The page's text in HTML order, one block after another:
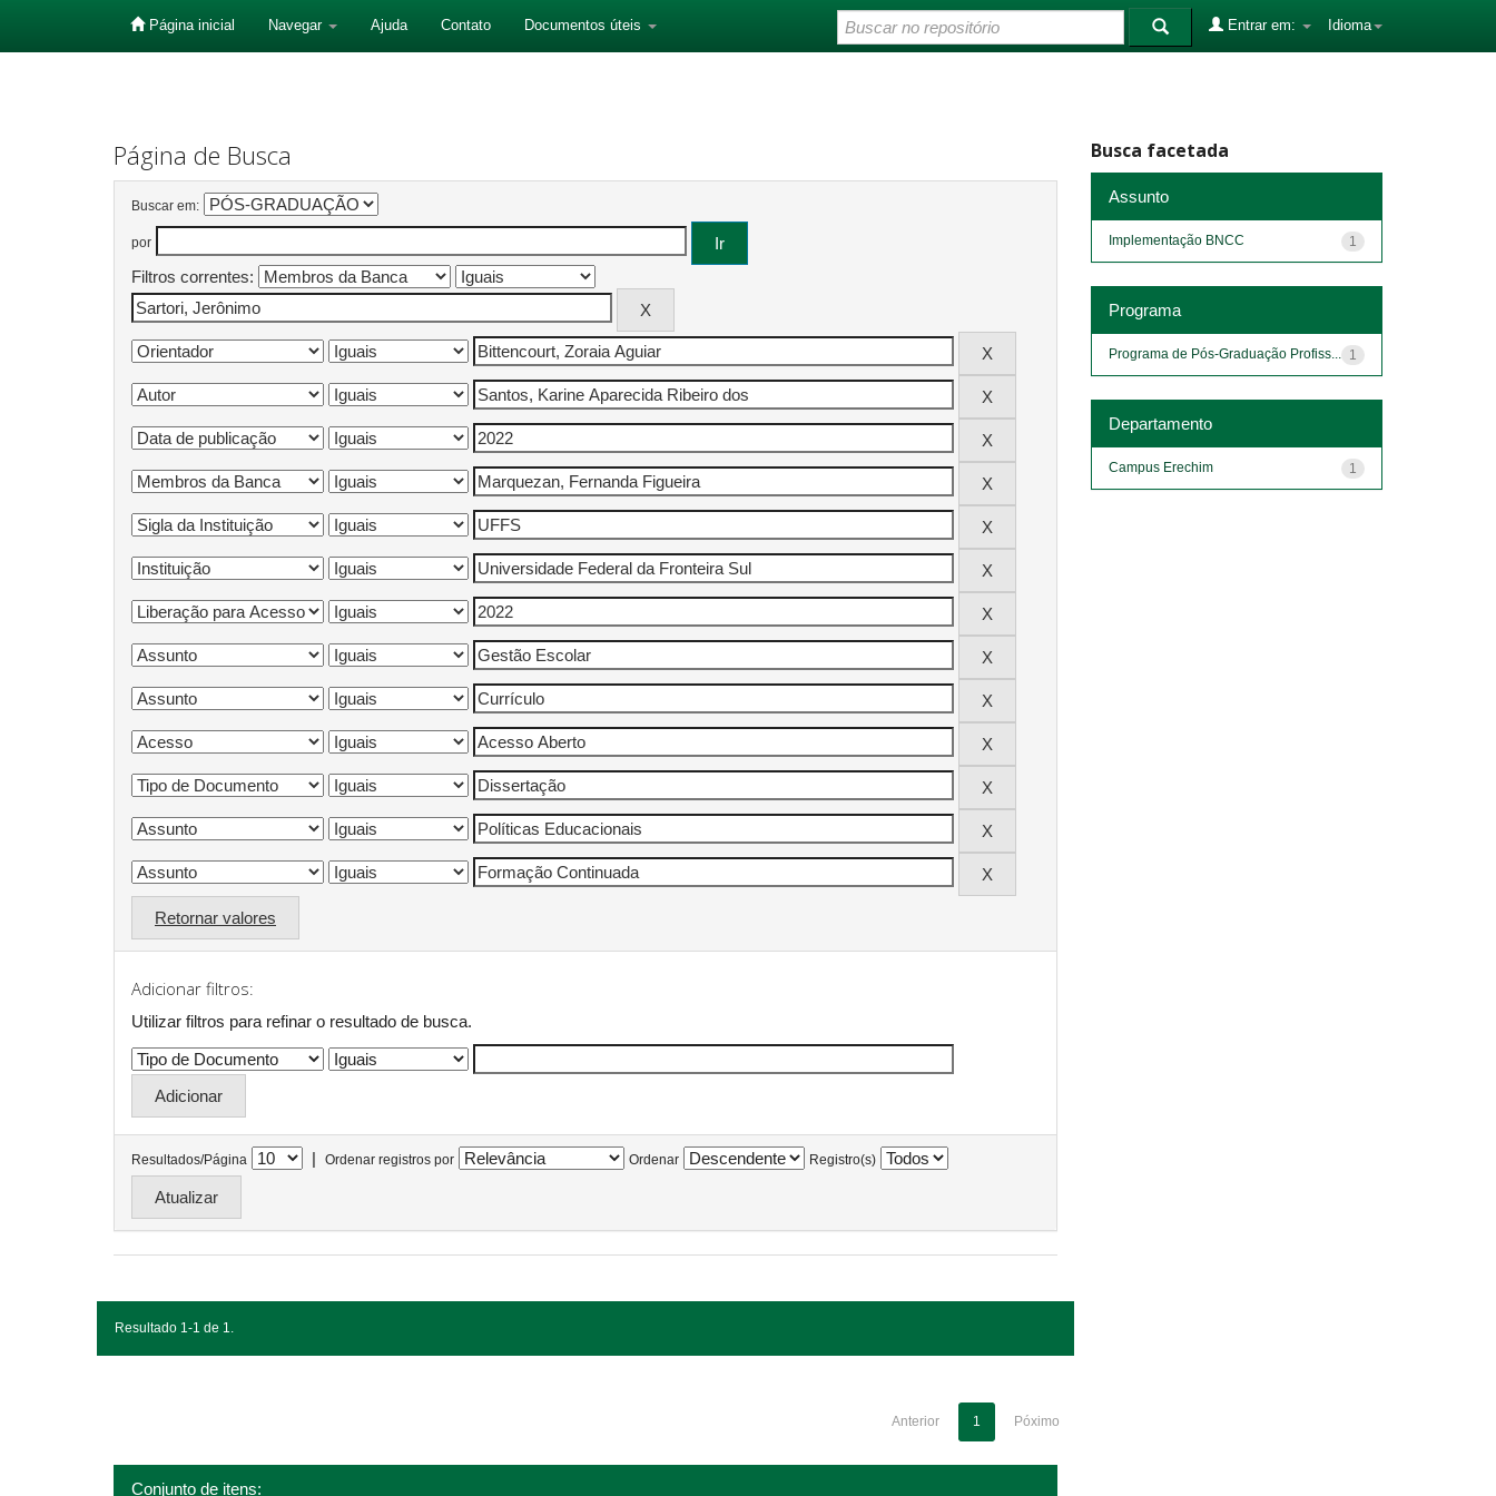
Página inicial Navegar Ajuda Contato Documentos úteis Idioma
Entrar em:
Página de Busca
Buscar em:
por
Filtros correntes:
Retornar valores
Adicionar filtros:
Utilizar filtros para refinar o resultado de busca.
Resultados/Página | Ordenar registros por Ordenar Registro(s)
Resultado 1-1 de 1.
Anterior 1 Póximo
Conjunto de itens:
Busca facetada
Assunto
1
Implementação BNCC
Programa
1
Programa de Pós-Graduação Profiss...
Departamento
1
Campus Erechim